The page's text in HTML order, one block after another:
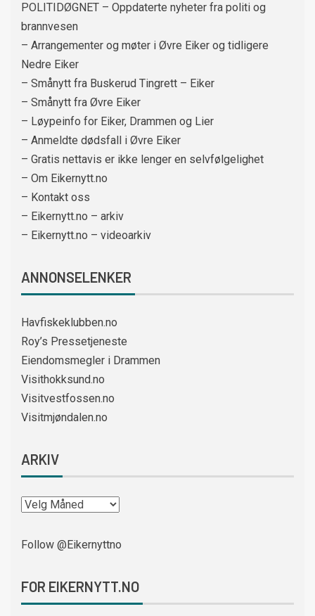
POLITIDØGNET – Oppdaterte nyheter fra politi og
brannvesen
– Arrangementer og møter i Øvre Eiker og tidligere
Nedre Eiker
– Smånytt fra Buskerud Tingrett – Eiker
– Smånytt fra Øvre Eiker
– Løypeinfo for Eiker, Drammen og Lier
– Anmeldte dødsfall i Øvre Eiker
– Gratis nettavis er ikke lenger en selvfølgelighet
– Om Eikernytt.no
– Kontakt oss
– Eikernytt.no – arkiv
– Eikernytt.no – videoarkiv
ANNONSELENKER
Havfiskeklubben.no
Roy’s Pressetjeneste
Eiendomsmegler i Drammen
Visithokksund.no
Visitvestfossen.no
Visitmjøndalen.no
ARKIV
Follow @Eikernyttno
FOR EIKERNYTT.NO